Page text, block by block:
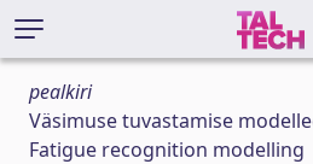
pealkiri
Väsimuse tuvastamise
Fatigue recognition modelling